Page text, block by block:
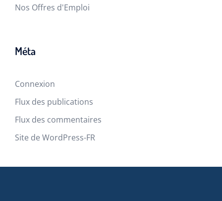
Nos Offres d'Emploi
Méta
Connexion
Flux des publications
Flux des commentaires
Site de WordPress-FR